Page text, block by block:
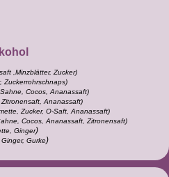
,Minzblätter, Zucker)
Zuckerrohrschnaps)
Cocos, Ananassaft)
Ananassaft)
Zucker, O-Saft, Ananassaft)
Cocos, Ananassaft, Zitronensaft)
Ginger)
Gurke)